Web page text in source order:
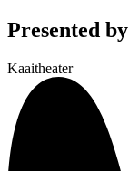
Presented by
Kaaitheater